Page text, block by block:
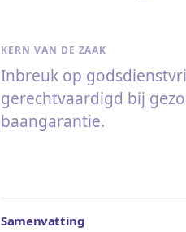
KERN VAN DE ZAAK
Inbreuk op
gerechtvaardigd bij
baangarantie.
Samenvatting